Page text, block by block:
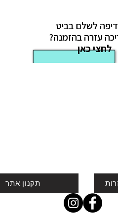
לשלם בביט
עזרה בהזמנה?
לחצי כאן
תקנון אתר